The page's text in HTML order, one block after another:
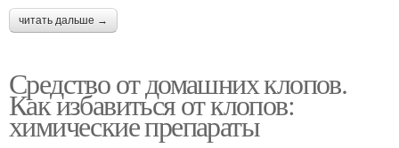
читать дальше →
Средство от домашних клопов.
Как избавиться от клопов:
химические препараты